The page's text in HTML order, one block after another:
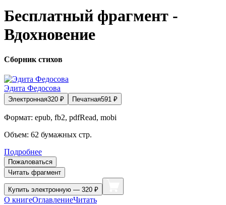
Бесплатный фрагмент -
Вдохновение
Сборник стихов
Эдита Федосова
Электронная320 ₽ Печатная591 ₽
Формат: epub, fb2, pdfRead, mobi
Объем: 62 бумажных стр.
Подробнее
Пожаловаться
Читать фрагмент
Купить электронную — 320 ₽
О книгеОглавлениеЧитать